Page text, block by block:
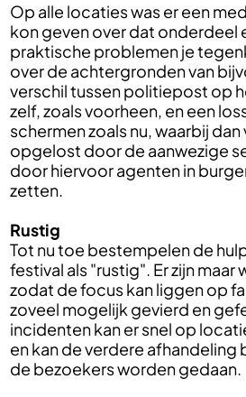
Op alle locaties was er een
kon geven over dat onderdeel
praktische problemen je
over de achtergronden van
verschil tussen politiepost op
zelf, zoals voorheen, en een
schermen zoals nu, waarbij
opgelost door de aanwezige
door hiervoor agenten in
zetten.
Rustig
Tot nu toe bestempelen de
festival als "rustig". Er zijn
zodat de focus kan liggen op
zoveel mogelijk gevierd en
incidenten kan er snel op
en kan de verdere afhandeling
de bezoekers worden gedaan.